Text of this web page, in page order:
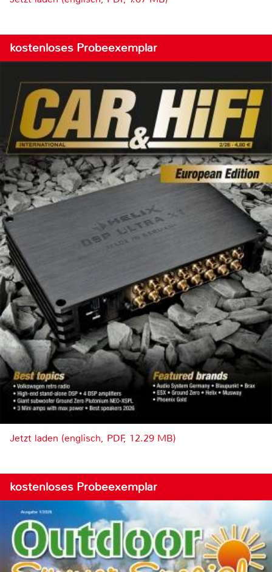
kostenloses Probeexemplar
Jetzt laden (englisch, PDF, 12.29 MB)
kostenloses Probeexemplar